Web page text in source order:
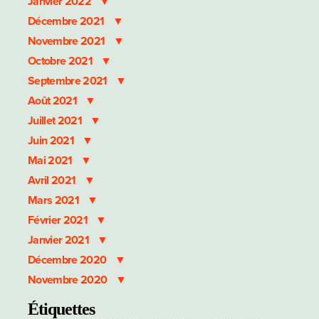
Décembre 2021
Novembre 2021
Octobre 2021
Septembre 2021
Août 2021
Juillet 2021
Juin 2021
Mai 2021
Avril 2021
Mars 2021
Février 2021
Janvier 2021
Décembre 2020
Novembre 2020
Étiquettes